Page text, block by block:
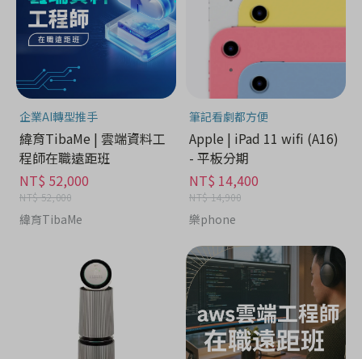
企業AI轉型推手
緯育TibaMe | 雲端資料工
程師在職遠距班
NT$ 52,000
NT$ 52,000
緯育TibaMe
筆記看劇都方便
Apple | iPad 11 wifi (A16)
- 平板分期
NT$ 14,400
NT$ 14,900
樂phone